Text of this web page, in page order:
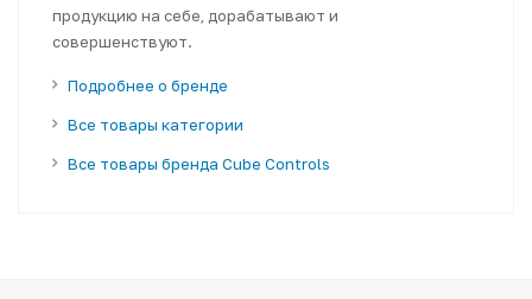
продукцию на себе, дорабатывают и
совершенствуют.
Подробнее о бренде
Все товары категории
Все товары бренда Cube Controls